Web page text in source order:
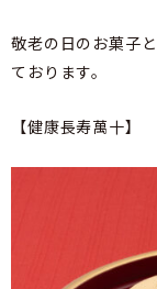
敬老の日のお菓子
ております。
【健康長寿萬十】